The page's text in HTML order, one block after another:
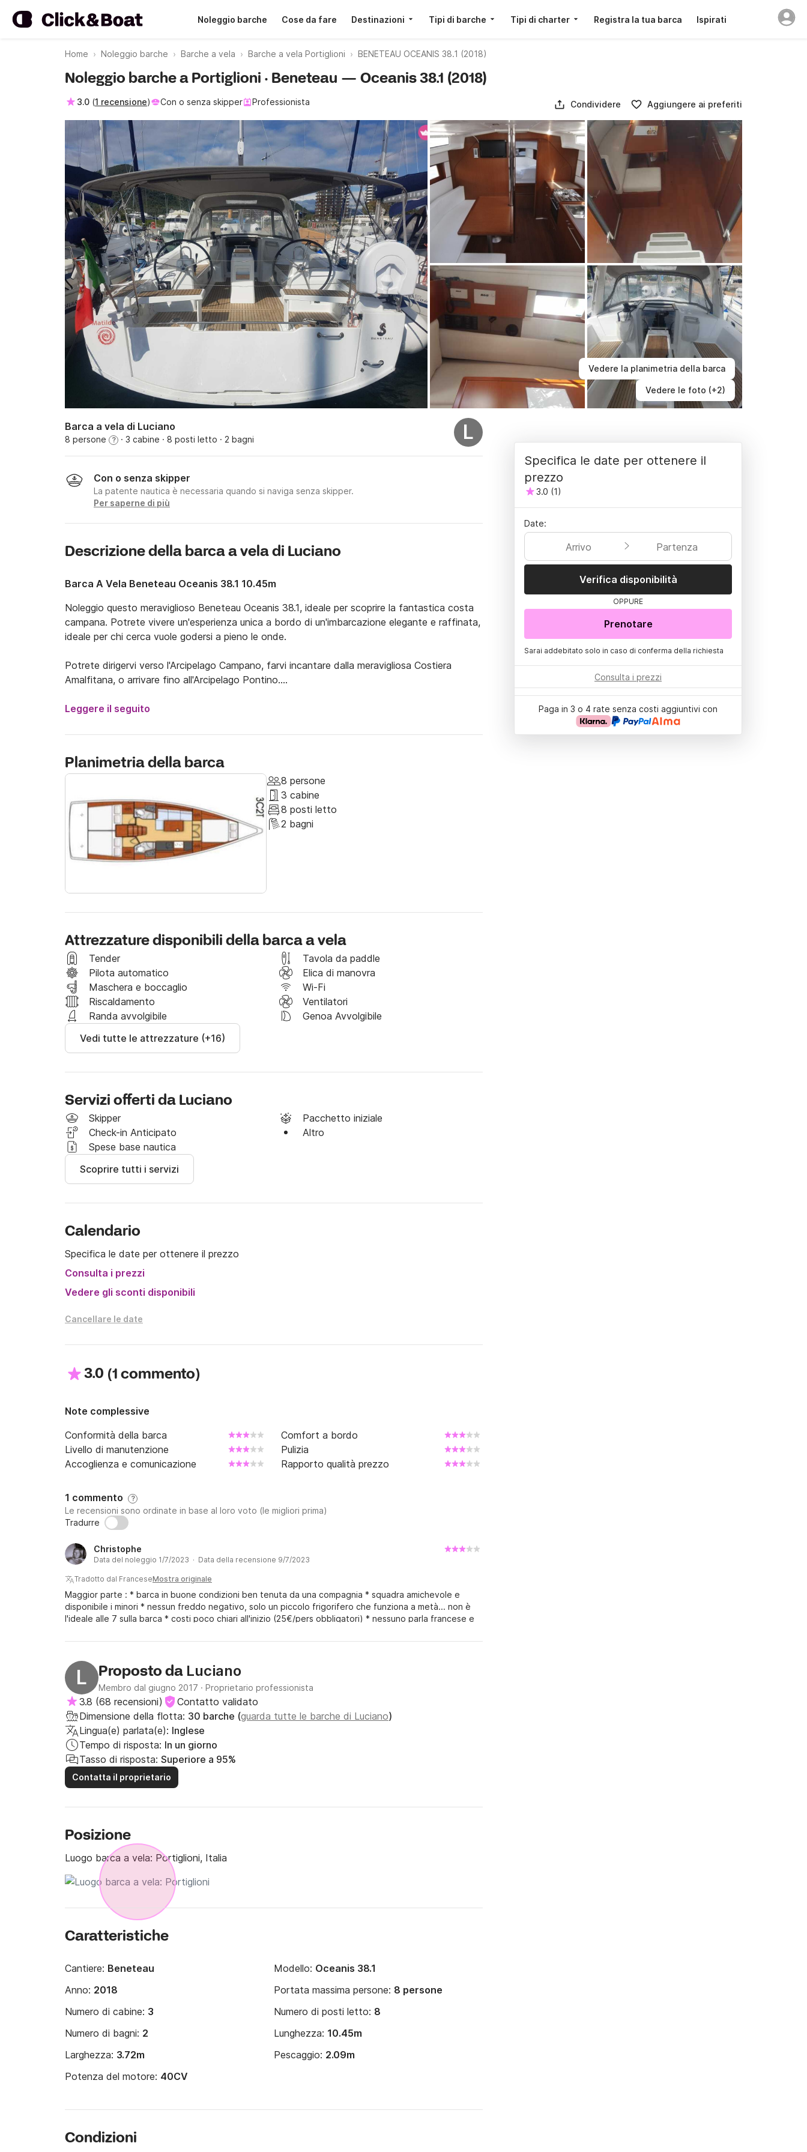
Noleggio barche Cose da fare Destinazioni Tipi di barche Tipi di charter Registra la tua barca Ispirati
Home Noleggio barche Barche a vela Barche a vela Portiglioni BENETEAU OCEANIS 38.1 (2018)
Vedere la planimetria della barca
Vedere le foto (+2)
Noleggio barche a Portiglioni · Beneteau — Oceanis 38.1 (2018)
3.0 (1 recensione) Con o senza skipper Professionista Condividere Aggiungere ai preferiti
Barca a vela di Luciano
8 persone ? · 3 cabine · 8 posti letto · 2 bagni L
Con o senza skipper
La patente nautica è necessaria quando si naviga senza skipper.
Per saperne di più
Descrizione della barca a vela di Luciano
Barca A Vela Beneteau Oceanis 38.1 10.45m
Noleggio questo meraviglioso Beneteau Oceanis 38.1, ideale per scoprire la fantastica costa
campana. Potrete vivere un'esperienza unica a bordo di un'imbarcazione elegante e raffinata,
ideale per chi cerca vuole godersi a pieno le onde.
Potrete dirigervi verso l'Arcipelago Campano, farvi incantare dalla meravigliosa Costiera
Amalfitana, o arrivare fino all'Arcipelago Pontino.
L'imbarcazione dispone di ampi spazi prendisole che vi permetteranno di godervi a pieno il
lunghe ore di sole e di mare!
All'interno sono presenti 3 cabine matrimoniali, 2 bagni, una cucina completa di ogni comfort
e una spaziosa dinette ideale per pranzi e cene in compagnia. La barca può ospitare fino a 8
Non esitate a contattarmi su Click&Boat per prenotare questo splendida imbarcazione e
vivere ricordi indimenticabili in compagnia della vostra famiglia e dei vostri amici! Scriveteci
per ricevere un’offerta personalizzata che possa soddisfare a pieno ogni vostro desiderio.
Leggere il seguito
Planimetria della barca
8 persone
3 cabine
8 posti letto
2 bagni
Attrezzature disponibili della barca a vela
Tender
Tavola da paddle
Pilota automatico
Elica di manovra
Maschera e boccaglio
Wi-Fi
Riscaldamento
Ventilatori
Randa avvolgibile
Genoa Avvolgibile
Vedi tutte le attrezzature (+16)
Servizi offerti da Luciano
Skipper
Pacchetto iniziale
Check-in Anticipato
Altro
Spese base nautica
Scoprire tutti i servizi
Calendario
Specifica le date per ottenere il prezzo
Consulta i prezzi
Vedere gli sconti disponibili
Cancellare le date
3.0 (1 commento)
Note complessive
Conformità della barca
Comfort a bordo
Livello di manutenzione
Pulizia
Accoglienza e comunicazione
Rapporto qualità prezzo
1 commento ?
Le recensioni sono ordinate in base al loro voto (le migliori prima)
Tradurre
Christophe
Data del noleggio 1/7/2023 · Data della recensione 9/7/2023
Tradotto dal FranceseMostra originale
Maggior parte : * barca in buone condizioni ben tenuta da una compagnia * squadra amichevole e
disponibile i minori * nessun freddo negativo, solo un piccolo frigorifero che funziona a metà... non è
l'ideale alle 7 sulla barca * costi poco chiari all'inizio (25€/pers obbligatori) * nessuno parla francese e
nessun 'starter kit' per sopravvivere (asciugapiatti, sale, pepe, olio....) * deposito da depositare con
L Proposto da Luciano
Membro dal giugno 2017 · Proprietario professionista
3.8 (68 recensioni)
Contatto validato
Dimensione della flotta: 30 barche (guarda tutte le barche di Luciano)
Lingua(e) parlata(e): Inglese
Tempo di risposta: In un giorno
Tasso di risposta: Superiore a 95%
Contatta il proprietario
Posizione
Luogo barca a vela: Portiglioni, Italia
Caratteristiche
Cantiere: Beneteau Modello: Oceanis 38.1
Anno: 2018 Portata massima persone: 8 persone
Numero di cabine: 3 Numero di posti letto: 8
Numero di bagni: 2 Lunghezza: 10.45m
Larghezza: 3.72m Pescaggio: 2.09m
Potenza del motore: 40CV
Specifica le date per ottenere il
prezzo
3.0 (1)
Date:
Arrivo Partenza
Verifica disponibilità
OPPURE
Prenotare
Sarai addebitato solo in caso di conferma della richiesta
Consulta i prezzi
Paga in 3 o 4 rate senza costi aggiuntivi con
Condizioni